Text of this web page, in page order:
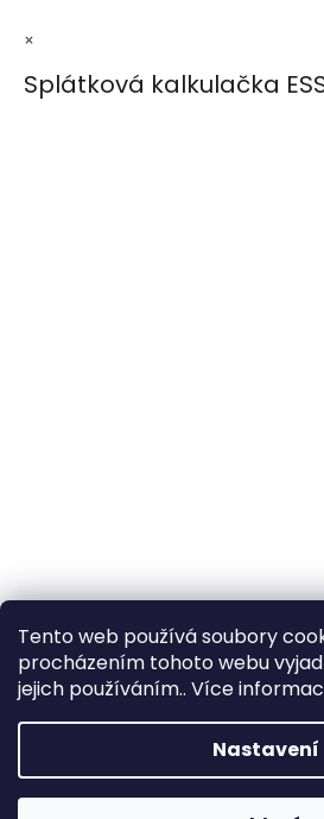
Tento web používá soubory
procházením tohoto webu
jejich používáním.. Více
Nastavení
×
Splátková kalkulačka